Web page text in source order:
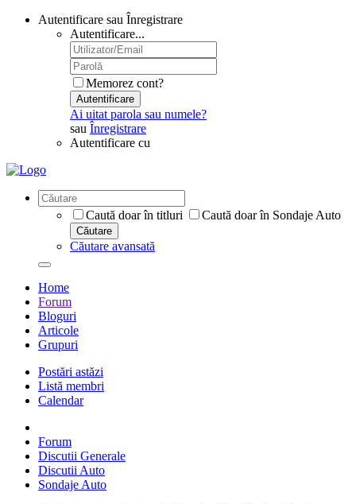
Autentificare sau Înregistrare
Autentificare...
Memorez cont?
Autentificare
Ai uitat parola sau numele?
sau Înregistrare
Autentificare cu
Caută doar în titluri Caută doar în Sondaje Auto
Căutare
Căutare avansată
Home
Forum
Bloguri
Articole
Grupuri
Postări astăzi
Listă membri
Calendar
Forum
Discutii Generale
Discutii Auto
Sondaje Auto